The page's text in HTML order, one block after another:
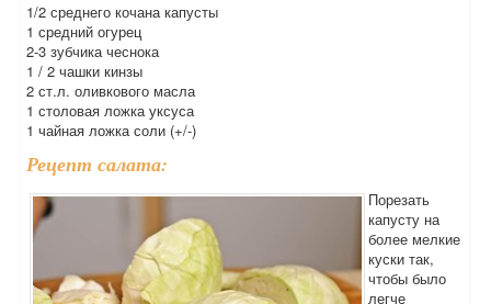
1/2 среднего кочана капусты
1 средний огурец
2-3 зубчика чеснока
1 / 2 чашки кинзы
2 ст.л. оливкового масла
1 столовая ложка уксуса
1 чайная ложка соли (+/-)
Рецепт салата:
Порезать
капусту на
более мелкие
куски так,
чтобы было
легче